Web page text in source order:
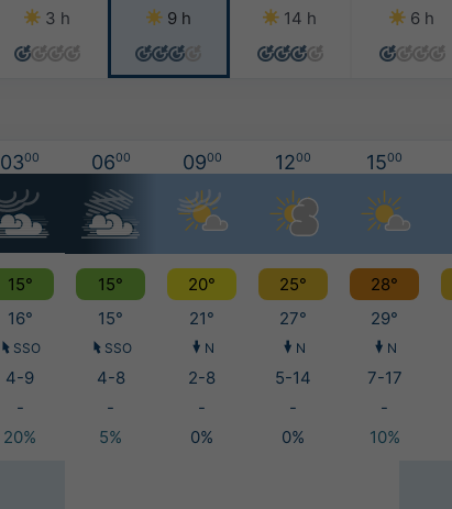
3 h
9 h
14 h
6 h
0300 0600 0900 1200 1500
15° 15° 20° 25° 28°
16° 15° 21° 27° 29°
SSO SSO N N N
4-9 4-8 2-8 5-14 7-17
- - - - -
20% 5% 0% 0% 10%